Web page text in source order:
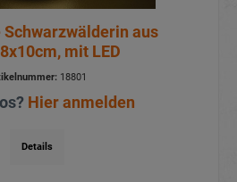
aus
mit LED
18801
Hier anmelden
Details